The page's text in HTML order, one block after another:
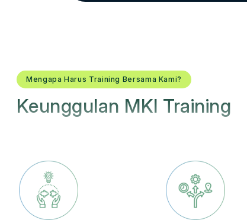
Mengapa Harus Training Bersama Kami?
Keunggulan MKI Training